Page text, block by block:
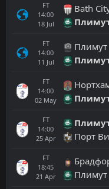
FT
14:00
18 Jul
Bath
FT
14:00
11 Jul
Плимут
FT
14:00
02 May
FT
14:00
25 Apr
Порт
FT
18:45
21 Apr
Плимут